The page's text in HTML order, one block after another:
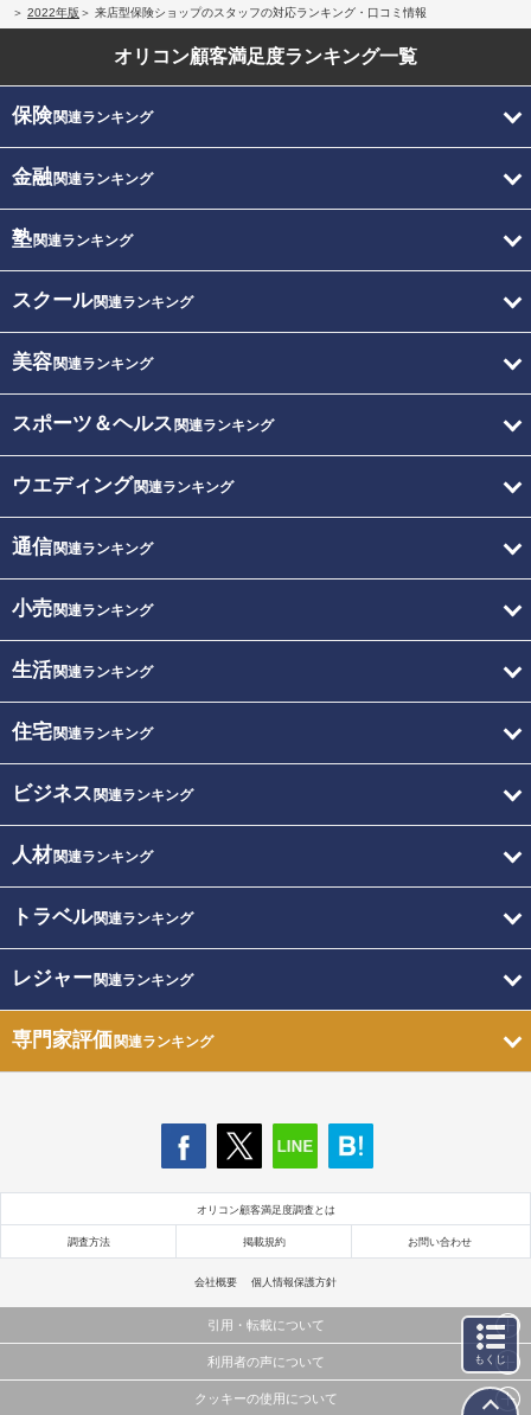
2022年版
来店型保険ショップのスタッフの対応ランキング・口コミ情報
オリコン顧客満足度ランキング一覧
保険関連ランキング
金融関連ランキング
塾関連ランキング
スクール関連ランキング
美容関連ランキング
スポーツ＆ヘルス 関連ランキング
ウエディング関連ランキング
通信関連ランキング
小売関連ランキング
生活関連ランキング
住宅関連ランキング
ビジネス 関連ランキング
人材関連ランキング
トラベル関連ランキング
レジャー関連ランキング
専門家評価関連ランキング
オリコン顧客満足度調査とは
調査方法 掲載規約 お問い合わせ
会社概要 個人情報保護方針
引用・転載について
当サイトで公開されている情報（文字、写真、イラスト、画像データ等）及びこれらの配置・
これらの情報を権利者の許可なく無断転載・複製などの二次利用を行うことは固く禁じており
利用者の声について
当サイトに掲載している内容はすべてサービスの利用者が提出された見解・感想です。
クッキーの使用について
もくじ